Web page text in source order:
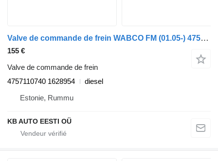
Valve de commande de frein WABCO FM (01.05-) 4757110740 pour camion Volvo FM7-FM12, FM, FMX (1998-2014)
155 €
Valve de commande de frein
4757110740 1628954
diesel
Estonie, Rummu
KB AUTO EESTI OÜ